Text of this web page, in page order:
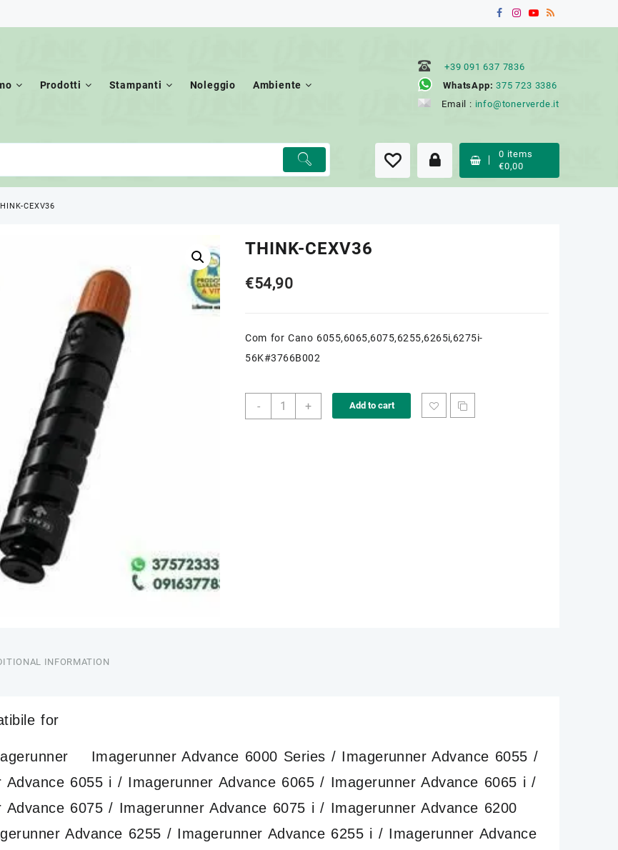
Prodotti Stampanti Noleggio Ambiente
+39 091 637 7836
WhatsApp: 375 723 3386
Email : info@tonerverde.it
0 items
€0,00
CEXV36
THINK-CEXV36
€54,90
Com for Cano 6055,6065,6075,6255,6265i,6275i-
56K#3766B002
-
THINK-
+ Add to cart
INFORMATION
for
Imagerunner Advance 6000 Series / Imagerunner Advance 6055 /
Advance 6055 i / Imagerunner Advance 6065 / Imagerunner Advance 6065 i /
Advance 6075 / Imagerunner Advance 6075 i / Imagerunner Advance 6200
Advance 6255 / Imagerunner Advance 6255 i / Imagerunner Advance